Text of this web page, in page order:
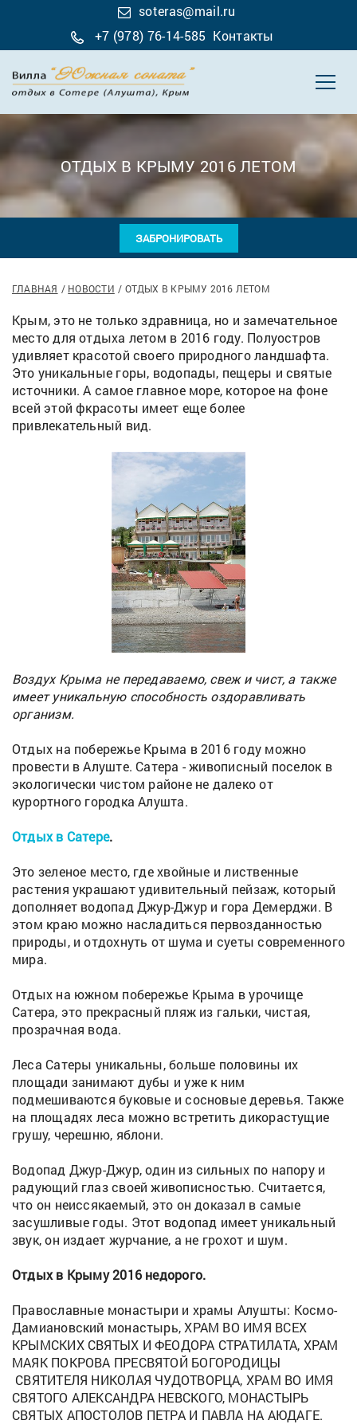
soteras@mail.ru
+7 (978) 76-14-585 Контакты
ОТДЫХ В КРЫМУ 2016 ЛЕТОМ
ЗАБРОНИРОВАТЬ
ГЛАВНАЯ НОВОСТИ ОТДЫХ В КРЫМУ 2016 ЛЕТОМ
Крым, это не только здравница, но и замечательное
место для отдыха летом в 2016 году. Полуостров
удивляет красотой своего природного ландшафта.
Это уникальные горы, водопады, пещеры и святые
источники. А самое главное море, которое на фоне
всей этой фкрасоты имеет еще более
привлекательный вид.
Воздух Крыма не передаваемо, свеж и чист, а также
имеет уникальную способность оздоравливать
организм.
Отдых на побережье Крыма в 2016 году можно
провести в Алуште. Сатера - живописный поселок в
экологически чистом районе не далеко от
курортного городка Алушта.
Отдых в Сатере.
Это зеленое место, где хвойные и лиственные
растения украшают удивительный пейзаж, который
дополняет водопад Джур-Джур и гора Демерджи. В
этом краю можно насладиться первозданностью
природы, и отдохнуть от шума и суеты современного
мира.
Отдых на южном побережье Крыма в урочище
Сатера, это прекрасный пляж из гальки, чистая,
прозрачная вода.
Леса Сатеры уникальны, больше половины их
площади занимают дубы и уже к ним
подмешиваются буковые и сосновые деревья. Также
на площадях леса можно встретить дикорастущие
грушу, черешню, яблони.
Водопад Джур-Джур, один из сильных по напору и
радующий глаз своей живописностью. Считается,
что он неиссякаемый, это он доказал в самые
засушливые годы. Этот водопад имеет уникальный
звук, он издает журчание, а не грохот и шум.
Отдых в Крыму 2016 недорого.
Православные монастыри и храмы Алушты: Космо-
Дамиановский монастырь, ХРАМ ВО ИМЯ ВСЕХ
КРЫМСКИХ СВЯТЫХ И ФЕОДОРА СТРАТИЛАТА, ХРАМ
МАЯК ПОКРОВА ПРЕСВЯТОЙ БОГОРОДИЦЫ
СВЯТИТЕЛЯ НИКОЛАЯ ЧУДОТВОРЦА, ХРАМ ВО ИМЯ
СВЯТОГО АЛЕКСАНДРА НЕВСКОГО, МОНАСТЫРЬ
СВЯТЫХ АПОСТОЛОВ ПЕТРА И ПАВЛА НА АЮДАГЕ.